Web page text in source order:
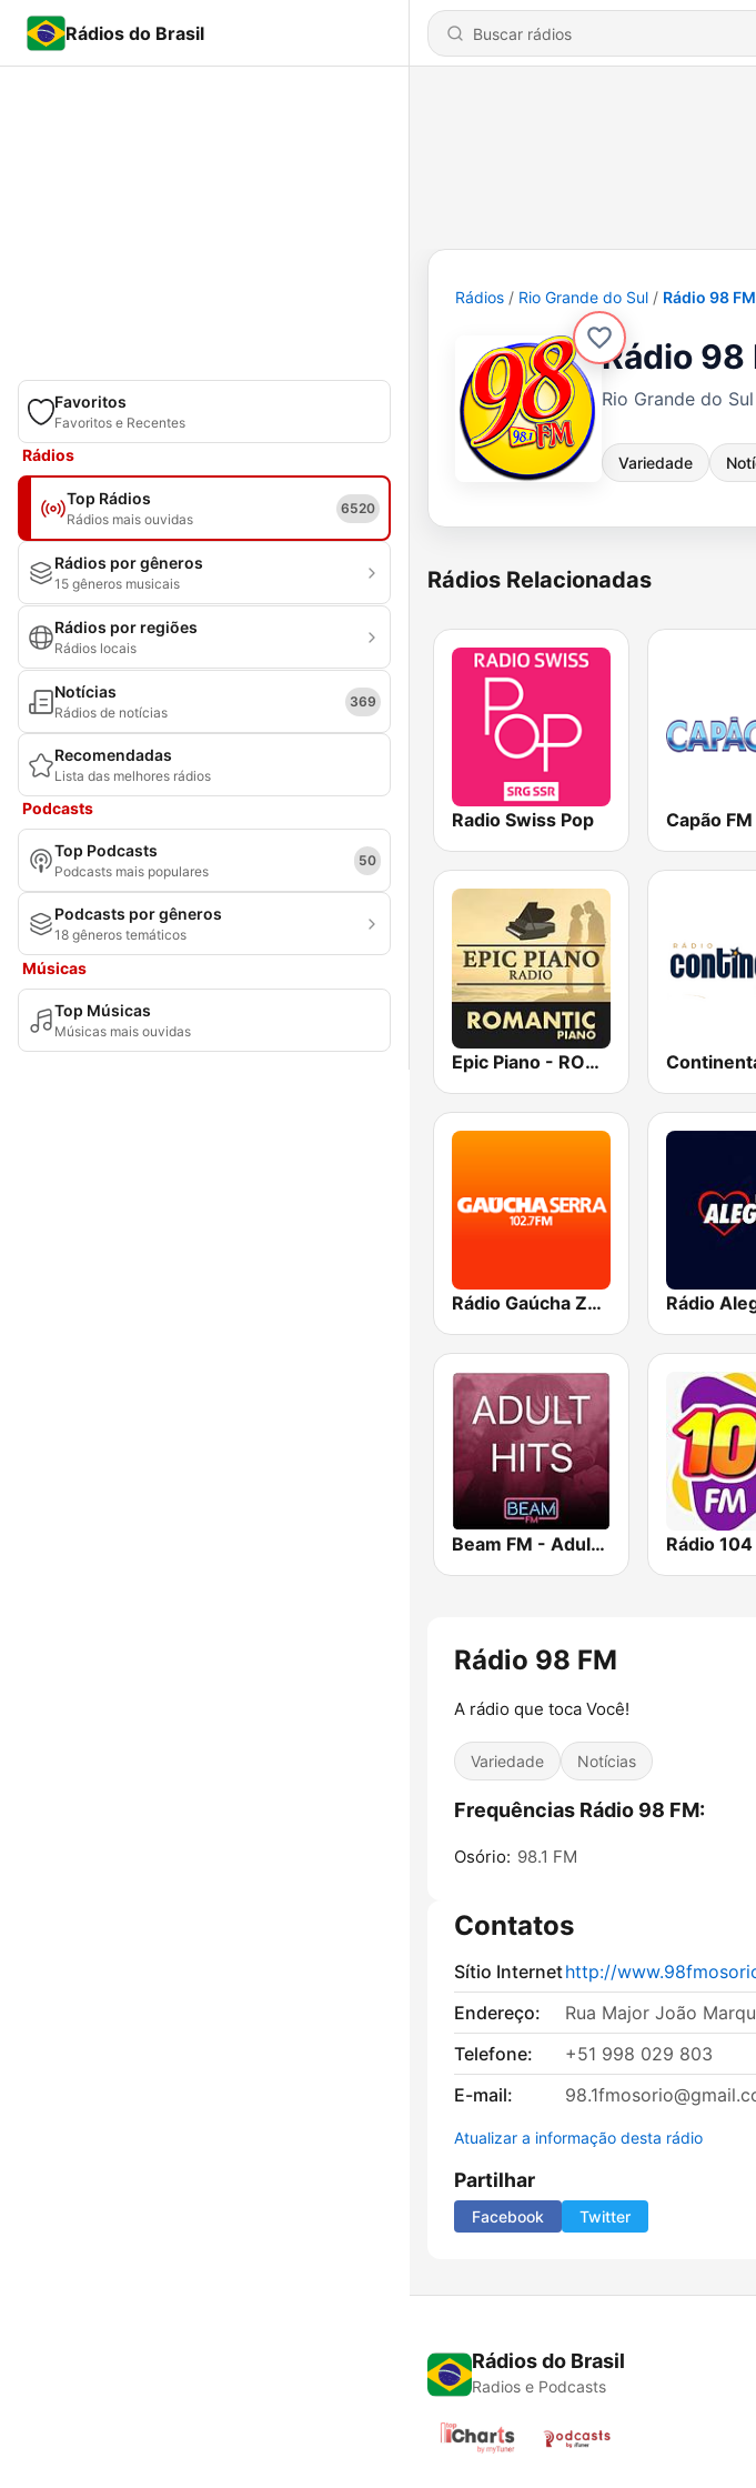
Rádios do Brasil
Favoritos
Favoritos e Recentes
Rádios
Top Rádios
Rádios mais ouvidas
6520
Rádios por gêneros
15 gêneros musicais
Rádios por regiões
Rádios locais
Notícias
Rádios de notícias
369
Recomendadas
Lista das melhores rádios
Podcasts
Top Podcasts
Podcasts mais populares
50
Podcasts por gêneros
18 gêneros temáticos
Músicas
Top Músicas
Músicas mais ouvidas
Rádios Rio Grande do Sul Rádio 98 FM
Rádio 98
Rio Grande do
Variedade
Rádios Relacionadas
Radio Swiss Pop Capão FM
Epic Piano - ROMANTIC PIANO
Rádio Gaúcha ZH - Serra
Beam FM - Adult Hits Rádio 104
Rádio 98 FM
A rádio que toca Você!
Variedade Notícias
Frequências Rádio 98 FM:
Osório: 98.1 FM
Contatos
Sítio Internethttp://
Endereço:
Rua Major João
Telefone:
+51 998 029 803
E-mail:
Atualizar a informação desta rádio
Partilhar
Facebook Twitter
Rádios do Brasil
Radios e Podcasts